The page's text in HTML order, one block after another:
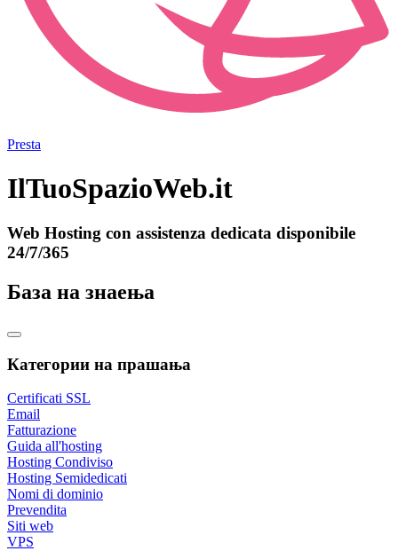
Presta
IlTuoSpazioWeb.it
Web Hosting con assistenza dedicata disponibile
24/7/365
База на знаења
Категории на прашања
Certificati SSL
Email
Fatturazione
Guida all'hosting
Hosting Condiviso
Hosting Semidedicati
Nomi di dominio
Prevendita
Siti web
VPS